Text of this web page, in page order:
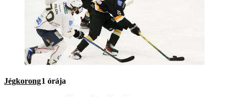
Jégkorong1 órája